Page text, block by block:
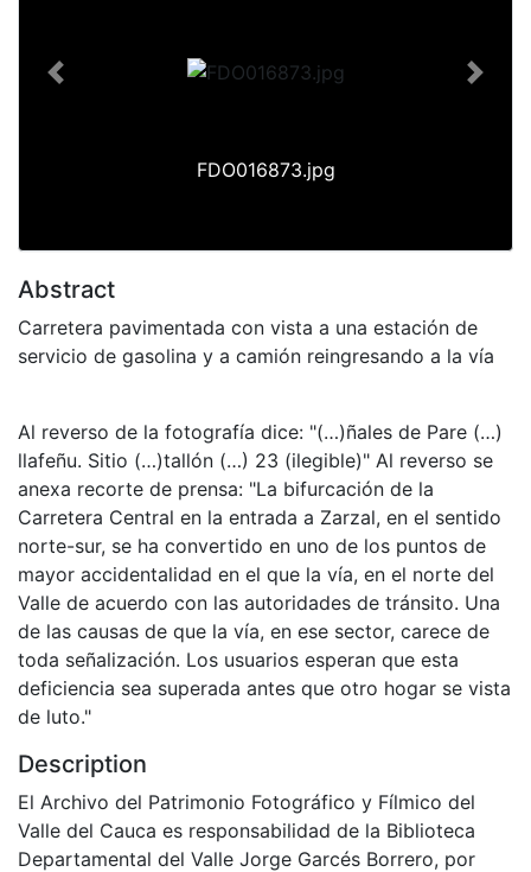
FDO016873.jpg
Previous Next
Abstract
Carretera pavimentada con vista a una estación de
servicio de gasolina y a camión reingresando a la vía
Al reverso de la fotografía dice: "(…)ñales de Pare (…)
llafeñu. Sitio (…)tallón (…) 23 (ilegible)" Al reverso se
anexa recorte de prensa: "La bifurcación de la
Carretera Central en la entrada a Zarzal, en el sentido
norte-sur, se ha convertido en uno de los puntos de
mayor accidentalidad en el que la vía, en el norte del
Valle de acuerdo con las autoridades de tránsito. Una
de las causas de que la vía, en ese sector, carece de
toda señalización. Los usuarios esperan que esta
deficiencia sea superada antes que otro hogar se vista
de luto."
Description
El Archivo del Patrimonio Fotográfico y Fílmico del
Valle del Cauca es responsabilidad de la Biblioteca
Departamental del Valle Jorge Garcés Borrero, por